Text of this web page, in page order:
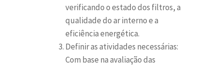
verificando o estado dos filtros, a
qualidade do ar interno e a
eficiência energética.
Definir as atividades necessárias:
Com base na avaliação das